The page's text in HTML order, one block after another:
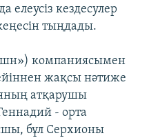
елеусіз кездесулер
тыңдады.
компаниясымен
жақсы нәтиже
атқарушы
- орта
бұл Серхионы